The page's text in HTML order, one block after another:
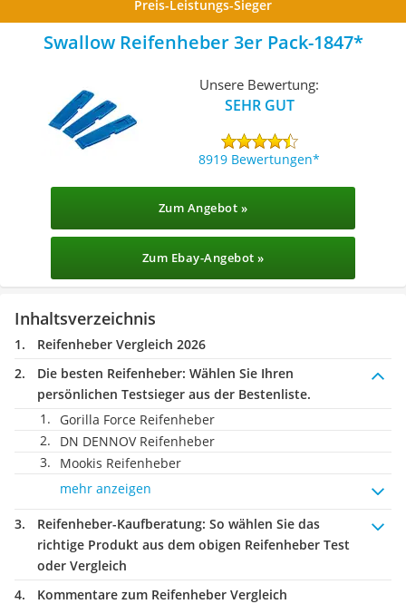
Preis-Leistungs-Sieger
Swallow Reifenheber 3er Pack-1847
Unsere Bewertung:
SEHR GUT
8919 Bewertungen
Zum Angebot »
Zum Ebay-Angebot »
Inhaltsverzeichnis
Reifenheber Vergleich 2026
Die besten Reifenheber: Wählen Sie Ihren
persönlichen Testsieger aus der Bestenliste.
Gorilla Force Reifenheber
DN DENNOV Reifenheber
Mookis Reifenheber
mehr anzeigen
Reifenheber-Kaufberatung: So wählen Sie das
richtige Produkt aus dem obigen Reifenheber Test
oder Vergleich
Kommentare zum Reifenheber Vergleich